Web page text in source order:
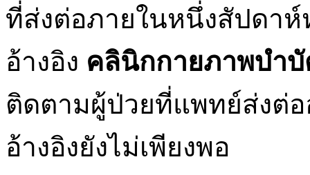
ที่ส่งต่อภายในหนึ่งสัปดาห์
อ้างอิง คลินิกกายภาพบำ
ติดตามผู้ป่วยที่แพทย์ส่งต่อ
อ้างอิงยังไม่เพียงพอ